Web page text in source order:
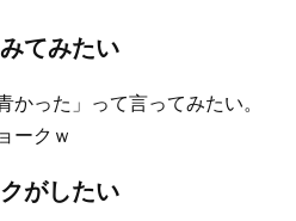
てみたい
かった」って言ってみたい。
ークｗ
がしたい